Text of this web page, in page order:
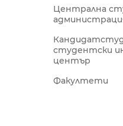
Централна
студентски
център
Факултети